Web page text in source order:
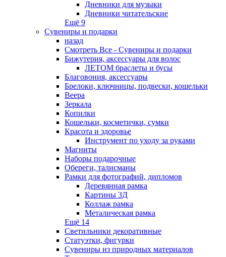
Дневники для музыки
Дневники читательские
Ещё 9
Сувениры и подарки
назад
Смотреть Все - Сувениры и подарки
Бижутерия, аксессуары для волос
ЛЕТОМ браслеты и бусы
Благовония, аксессуары
Брелоки, ключницы, подвески, кошельки
Веера
Зеркала
Копилки
Кошельки, косметички, сумки
Красота и здоровье
Инструмент по уходу за руками
Магниты
Наборы подарочные
Обереги, талисманы
Рамки для фотографий, дипломов
Деревянная рамка
Картины 3Д
Коллаж рамка
Металическая рамка
Ещё 14
Светильники декоративные
Статуэтки, фигурки
Сувениры из природных материалов